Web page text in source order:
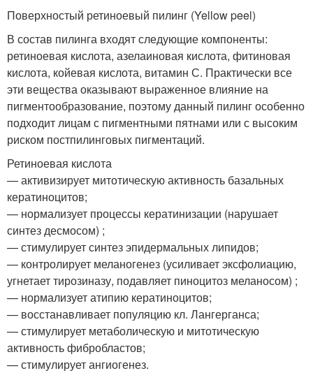
Поверхностый ретиноевый пилинг (Yellow peel)
В состав пилинга входят следующие компоненты:
ретиноевая кислота, азелаиновая кислота, фитиновая
кислота, койевая кислота, витамин С. Практически все
эти вещества оказывают выраженное влияние на
пигментообразование, поэтому данный пилинг особенно
подходит лицам с пигментными пятнами или с высоким
риском постпилинговых пигментаций.
Ретиноевая кислота
— активизирует митотическую активность базальных
кератиноцитов;
— нормализует процессы кератинизации (нарушает
синтез десмосом) ;
— стимулирует синтез эпидермальных липидов;
— контролирует меланогенез (усиливает эксфолиацию,
угнетает тирозиназу, подавляет пиноцитоз меланосом) ;
— нормализует атипию кератиноцитов;
— восстанавливает популяцию кл. Лангерганса;
— стимулирует метаболическую и митотическую
активность фибробластов;
— стимулирует ангиогенез.